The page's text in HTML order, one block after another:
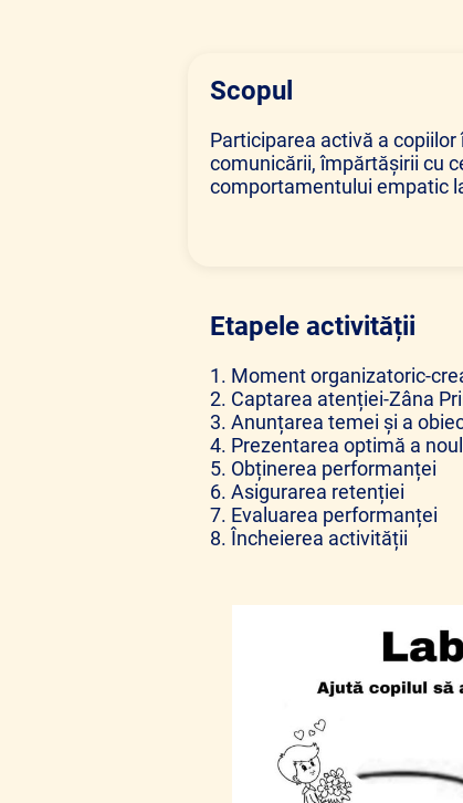
Scopul
Participarea activă a
comunicării, împărtăşirii cu
comportamentului empatic
Etapele activității
1. Moment organizatoric-
2. Captarea atenției-Zâna
3. Anunțarea temei și a
4. Prezentarea optimă a
5. Obținerea performanței
6. Asigurarea retenției
7. Evaluarea performanței
8. Încheierea activității